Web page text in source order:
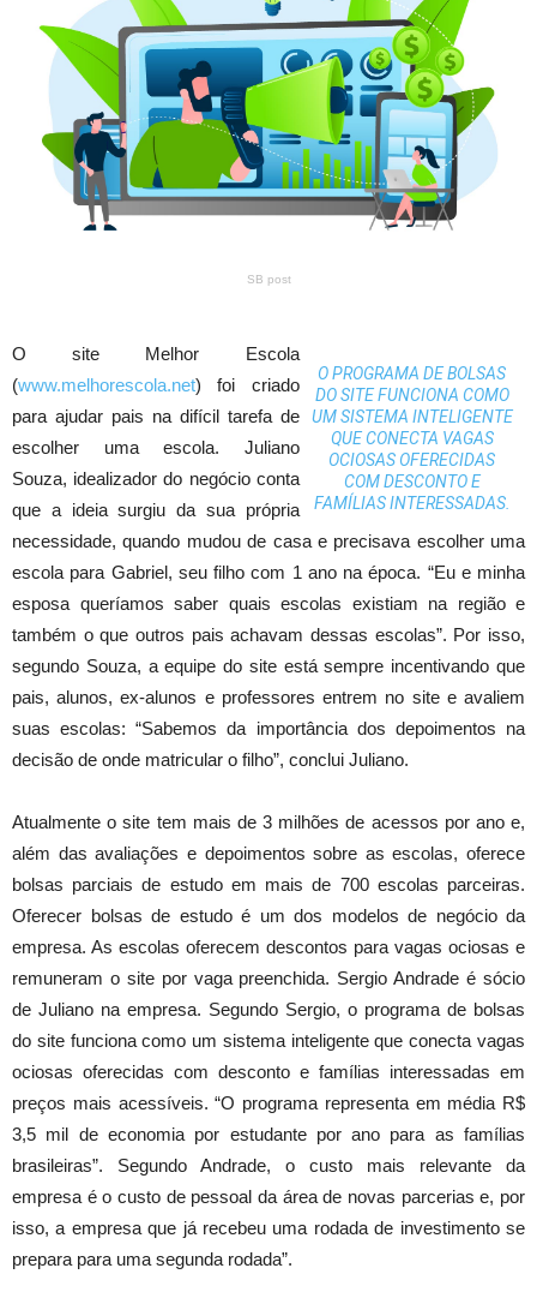
SB post
O PROGRAMA DE BOLSAS
DO SITE FUNCIONA COMO
UM SISTEMA INTELIGENTE
QUE CONECTA VAGAS
OCIOSAS OFERECIDAS
COM DESCONTO E
FAMÍLIAS INTERESSADAS.
O site Melhor Escola
(www.melhorescola.net) foi criado
para ajudar pais na difícil tarefa de
escolher uma escola. Juliano
Souza, idealizador do negócio conta
que a ideia surgiu da sua própria
necessidade, quando mudou de casa e precisava escolher uma
escola para Gabriel, seu filho com 1 ano na época. “Eu e minha
esposa queríamos saber quais escolas existiam na região e
também o que outros pais achavam dessas escolas”. Por isso,
segundo Souza, a equipe do site está sempre incentivando que
pais, alunos, ex-alunos e professores entrem no site e avaliem
suas escolas: “Sabemos da importância dos depoimentos na
decisão de onde matricular o filho”, conclui Juliano.
Atualmente o site tem mais de 3 milhões de acessos por ano e,
além das avaliações e depoimentos sobre as escolas, oferece
bolsas parciais de estudo em mais de 700 escolas parceiras.
Oferecer bolsas de estudo é um dos modelos de negócio da
empresa. As escolas oferecem descontos para vagas ociosas e
remuneram o site por vaga preenchida. Sergio Andrade é sócio
de Juliano na empresa. Segundo Sergio, o programa de bolsas
do site funciona como um sistema inteligente que conecta vagas
ociosas oferecidas com desconto e famílias interessadas em
preços mais acessíveis. “O programa representa em média R$
3,5 mil de economia por estudante por ano para as famílias
brasileiras”. Segundo Andrade, o custo mais relevante da
empresa é o custo de pessoal da área de novas parcerias e, por
isso, a empresa que já recebeu uma rodada de investimento se
prepara para uma segunda rodada”.